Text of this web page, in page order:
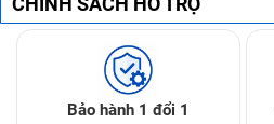
Bảo hành 1 đổi 1